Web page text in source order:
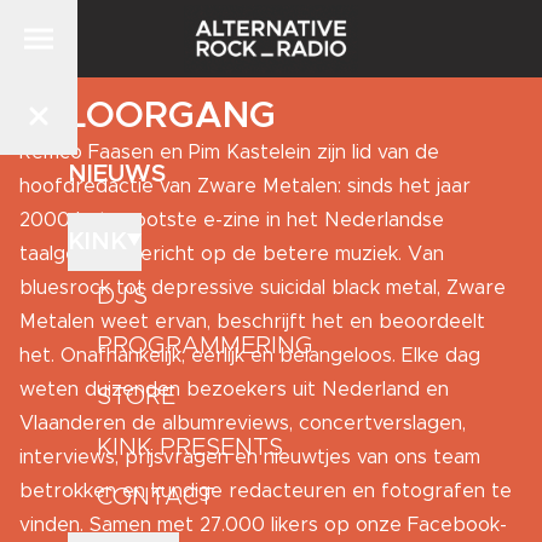
NIEUWS
DJ'S
PROGRAMMERING
STORE
KINK PRESENTS
CONTACT
TELOORGANG
Remco Faasen en Pim Kastelein zijn lid van de
hoofdredactie van Zware Metalen: sinds het jaar
2000 het grootste e-zine in het Nederlandse
taalgebied, gericht op de betere muziek. Van
bluesrock tot depressive suicidal black metal, Zware
Metalen weet ervan, beschrijft het en beoordeelt
het. Onafhankelijk, eerlijk en belangeloos. Elke dag
weten duizenden bezoekers uit Nederland en
Vlaanderen de albumreviews, concertverslagen,
interviews, prijsvragen en nieuwtjes van ons team
betrokken en kundige redacteuren en fotografen te
vinden. Samen met 27.000 likers op onze Facebook-